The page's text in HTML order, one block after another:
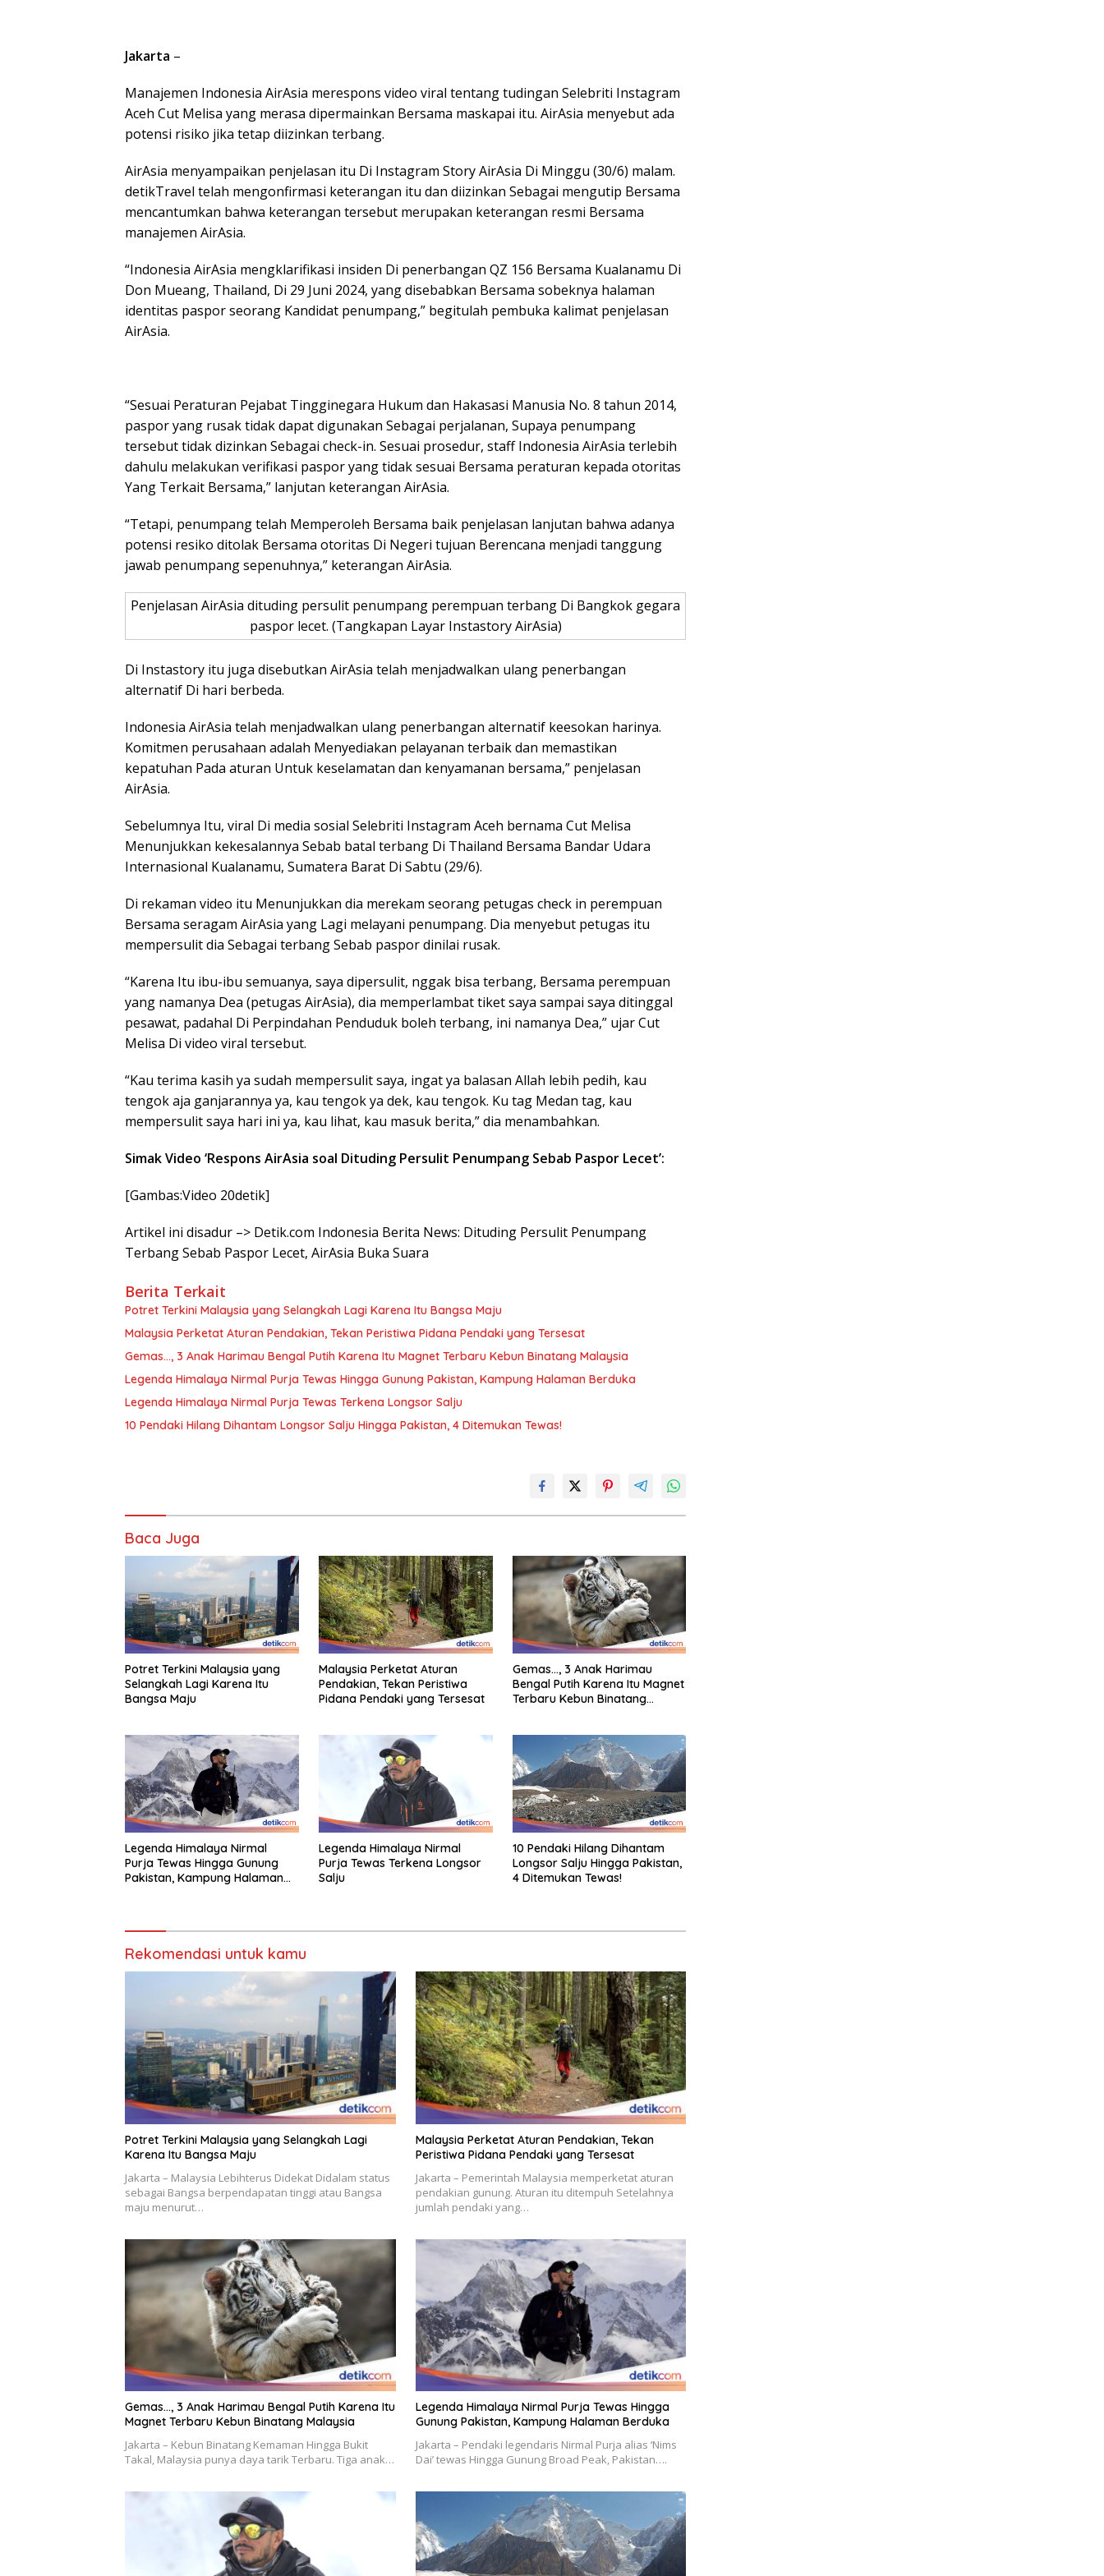
Jakarta –
Manajemen Indonesia AirAsia merespons video viral tentang tudingan Selebriti Instagram
Aceh Cut Melisa yang merasa dipermainkan Bersama maskapai itu. AirAsia menyebut ada
potensi risiko jika tetap diizinkan terbang.
AirAsia menyampaikan penjelasan itu Di Instagram Story AirAsia Di Minggu (30/6) malam.
detikTravel telah mengonfirmasi keterangan itu dan diizinkan Sebagai mengutip Bersama
mencantumkan bahwa keterangan tersebut merupakan keterangan resmi Bersama
manajemen AirAsia.
“Indonesia AirAsia mengklarifikasi insiden Di penerbangan QZ 156 Bersama Kualanamu Di
Don Mueang, Thailand, Di 29 Juni 2024, yang disebabkan Bersama sobeknya halaman
identitas paspor seorang Kandidat penumpang,” begitulah pembuka kalimat penjelasan
AirAsia.
“Sesuai Peraturan Pejabat Tingginegara Hukum dan Hakasasi Manusia No. 8 tahun 2014,
paspor yang rusak tidak dapat digunakan Sebagai perjalanan, Supaya penumpang
tersebut tidak dizinkan Sebagai check-in. Sesuai prosedur, staff Indonesia AirAsia terlebih
dahulu melakukan verifikasi paspor yang tidak sesuai Bersama peraturan kepada otoritas
Yang Terkait Bersama,” lanjutan keterangan AirAsia.
“Tetapi, penumpang telah Memperoleh Bersama baik penjelasan lanjutan bahwa adanya
potensi resiko ditolak Bersama otoritas Di Negeri tujuan Berencana menjadi tanggung
jawab penumpang sepenuhnya,” keterangan AirAsia.
Penjelasan AirAsia dituding persulit penumpang perempuan terbang Di Bangkok gegara
paspor lecet. (Tangkapan Layar Instastory AirAsia)
Di Instastory itu juga disebutkan AirAsia telah menjadwalkan ulang penerbangan
alternatif Di hari berbeda.
Indonesia AirAsia telah menjadwalkan ulang penerbangan alternatif keesokan harinya.
Komitmen perusahaan adalah Menyediakan pelayanan terbaik dan memastikan
kepatuhan Pada aturan Untuk keselamatan dan kenyamanan bersama,” penjelasan
AirAsia.
Sebelumnya Itu, viral Di media sosial Selebriti Instagram Aceh bernama Cut Melisa
Menunjukkan kekesalannya Sebab batal terbang Di Thailand Bersama Bandar Udara
Internasional Kualanamu, Sumatera Barat Di Sabtu (29/6).
Di rekaman video itu Menunjukkan dia merekam seorang petugas check in perempuan
Bersama seragam AirAsia yang Lagi melayani penumpang. Dia menyebut petugas itu
mempersulit dia Sebagai terbang Sebab paspor dinilai rusak.
“Karena Itu ibu-ibu semuanya, saya dipersulit, nggak bisa terbang, Bersama perempuan
yang namanya Dea (petugas AirAsia), dia memperlambat tiket saya sampai saya ditinggal
pesawat, padahal Di Perpindahan Penduduk boleh terbang, ini namanya Dea,” ujar Cut
Melisa Di video viral tersebut.
“Kau terima kasih ya sudah mempersulit saya, ingat ya balasan Allah lebih pedih, kau
tengok aja ganjarannya ya, kau tengok ya dek, kau tengok. Ku tag Medan tag, kau
mempersulit saya hari ini ya, kau lihat, kau masuk berita,” dia menambahkan.
Simak Video ‘Respons AirAsia soal Dituding Persulit Penumpang Sebab Paspor Lecet’:
[Gambas:Video 20detik]
Artikel ini disadur –> Detik.com Indonesia Berita News: Dituding Persulit Penumpang
Terbang Sebab Paspor Lecet, AirAsia Buka Suara
Berita Terkait
Potret Terkini Malaysia yang Selangkah Lagi Karena Itu Bangsa Maju
Malaysia Perketat Aturan Pendakian, Tekan Peristiwa Pidana Pendaki yang Tersesat
Gemas…, 3 Anak Harimau Bengal Putih Karena Itu Magnet Terbaru Kebun Binatang Malaysia
Legenda Himalaya Nirmal Purja Tewas Hingga Gunung Pakistan, Kampung Halaman Berduka
Legenda Himalaya Nirmal Purja Tewas Terkena Longsor Salju
10 Pendaki Hilang Dihantam Longsor Salju Hingga Pakistan, 4 Ditemukan Tewas!
Baca Juga
Potret Terkini Malaysia yang
Selangkah Lagi Karena Itu
Bangsa Maju
Malaysia Perketat Aturan
Pendakian, Tekan Peristiwa
Pidana Pendaki yang Tersesat
Gemas…, 3 Anak Harimau
Bengal Putih Karena Itu Magnet
Terbaru Kebun Binatang
Legenda Himalaya Nirmal
Purja Tewas Hingga Gunung
Pakistan, Kampung Halaman
Legenda Himalaya Nirmal
Purja Tewas Terkena Longsor
Salju
10 Pendaki Hilang Dihantam
Longsor Salju Hingga Pakistan,
4 Ditemukan Tewas!
Rekomendasi untuk kamu
Potret Terkini Malaysia yang Selangkah Lagi
Karena Itu Bangsa Maju
Jakarta – Malaysia Lebihterus Didekat Didalam status
sebagai Bangsa berpendapatan tinggi atau Bangsa
maju menurut…
Malaysia Perketat Aturan Pendakian, Tekan
Peristiwa Pidana Pendaki yang Tersesat
Jakarta – Pemerintah Malaysia memperketat aturan
pendakian gunung. Aturan itu ditempuh Setelahnya
jumlah pendaki yang…
Gemas…, 3 Anak Harimau Bengal Putih Karena Itu
Magnet Terbaru Kebun Binatang Malaysia
Jakarta – Kebun Binatang Kemaman Hingga Bukit
Takal, Malaysia punya daya tarik Terbaru. Tiga anak…
Legenda Himalaya Nirmal Purja Tewas Hingga
Gunung Pakistan, Kampung Halaman Berduka
Jakarta – Pendaki legendaris Nirmal Purja alias ‘Nims
Dai’ tewas Hingga Gunung Broad Peak, Pakistan….